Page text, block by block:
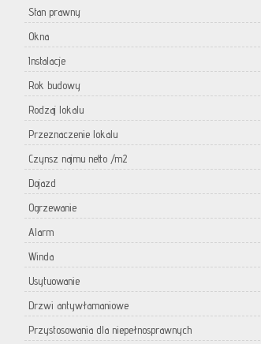
Stan prawny
Okna
Instalacje
Rok budowy
Rodzaj lokalu
Przeznaczenie lokalu
Czynsz najmu netto /m2
Dojazd
Ogrzewanie
Alarm
Winda
Usytuowanie
Drzwi antywłamaniowe
Przystosowania dla niepełnosprawnych